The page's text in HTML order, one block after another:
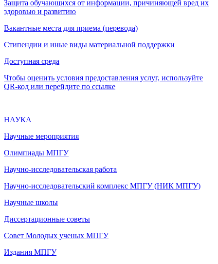
Защита обучающихся от информации, причиняющей вред их
здоровью и развитию
Вакантные места для приема (перевода)
Стипендии и иные виды материальной поддержки
Доступная среда
Чтобы оценить условия предоставления услуг, используйте
QR-код или перейдите по ссылке
НАУКА
Научные мероприятия
Олимпиады МПГУ
Научно-исследовательская работа
Научно-исследовательский комплекс МПГУ (НИК МПГУ)
Научные школы
Диссертационные советы
Совет Молодых ученых МПГУ
Издания МПГУ